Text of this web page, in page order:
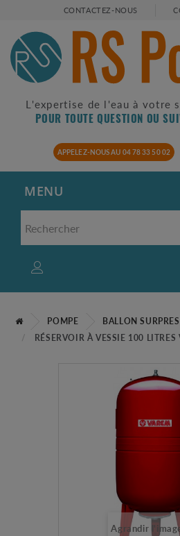
CONTACTEZ-NOUS
L'expertise de l'eau à votre
POUR TOUTE QUESTION OU
APPELEZ-NOUS AU 04 78 33 50 02
MENU
POMPE
BALLON
RÉSERVOIR À VESSIE 100 LITRES
Agrandir